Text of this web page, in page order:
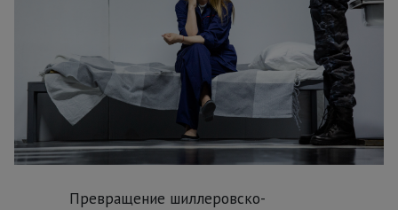
Превращение шиллеровско-